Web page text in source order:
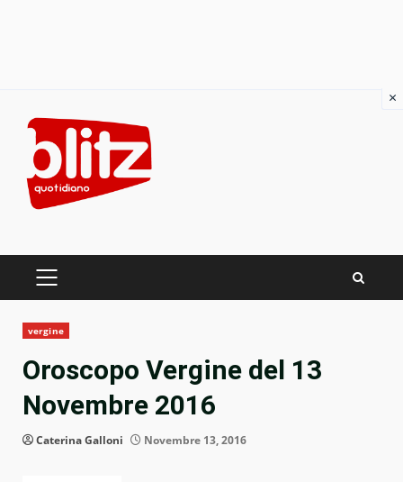
content
PRIMARY
vergine
Oroscopo Vergine del 13
Novembre 2016
Caterina Galloni Novembre 13, 2016
×